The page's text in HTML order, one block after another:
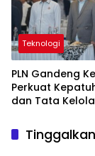
Teknologi
PLN Gandeng
Perkuat
dan Tata Kelola